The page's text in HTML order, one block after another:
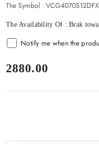
The Symbol :
The Availability Of :Brak
Notify me when the
price:
2880.00